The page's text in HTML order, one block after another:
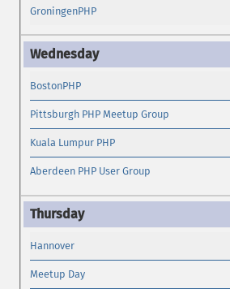
GroningenPHP
BostonPHP
Pittsburgh PHP Meetup Group
Kuala Lumpur PHP
Aberdeen PHP User Group
Hannover
Meetup Day